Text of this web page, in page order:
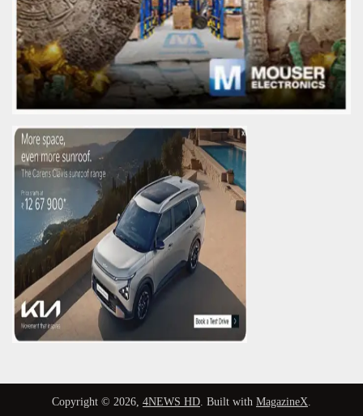
Copyright © 2026, 4NEWS HD . Built with MagazineX